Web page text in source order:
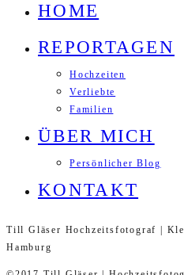
HOME
REPORTAGEN
Hochzeiten
Verliebte
Familien
ÜBER MICH
Persönlicher Blog
KONTAKT
Till Gläser Hochzeitsfotograf |
Hamburg